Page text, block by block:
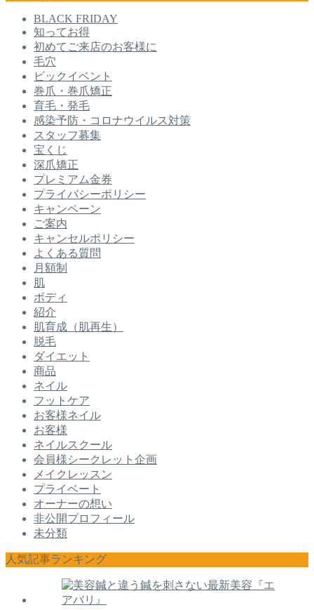
BLACK FRIDAY
知ってお得
初めてご来店のお客様に
毛穴
ビックイベント
巻爪・巻爪矯正
育毛・発毛
感染予防・コロナウイルス対策
スタッフ募集
宝くじ
深爪矯正
プレミアム金券
プライバシーポリシー
キャンペーン
ご案内
キャンセルポリシー
よくある質問
月額制
肌
ボディ
紹介
肌育成（肌再生）
脱毛
ダイエット
商品
ネイル
フットケア
お客様ネイル
お客様
ネイルスクール
会員様シークレット企画
メイクレッスン
プライベート
オーナーの想い
非公開プロフィール
未分類
人気記事ランキング